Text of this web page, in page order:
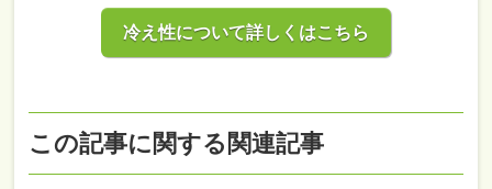
冷え性について詳しくはこちら
この記事に関する関連記事